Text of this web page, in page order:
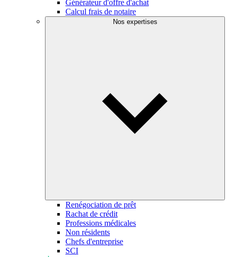
Générateur d'offre d'achat
Calcul frais de notaire
Nos expertises
Renégociation de prêt
Rachat de crédit
Professions médicales
Non résidents
Chefs d'entreprise
SCI